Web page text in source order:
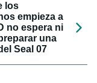
los
empieza a
no espera ni
una
Seal 07